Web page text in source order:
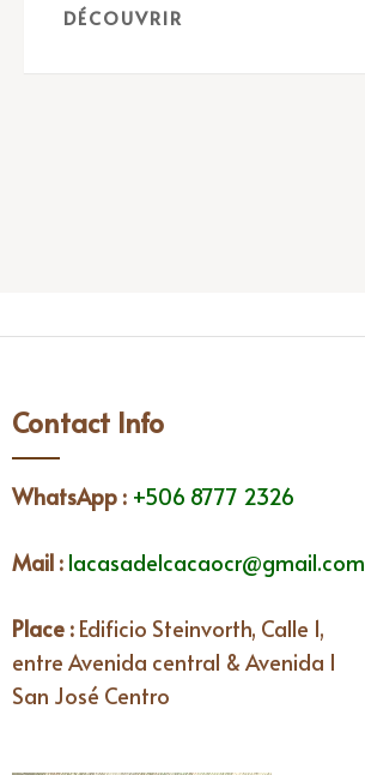
DÉCOUVRIR
Contact Info
WhatsApp : +506 8777 2326
Mail : lacasadelcacaocr@gmail.com
Place : Edificio Steinvorth, Calle 1,
entre Avenida central & Avenida I
San José Centro